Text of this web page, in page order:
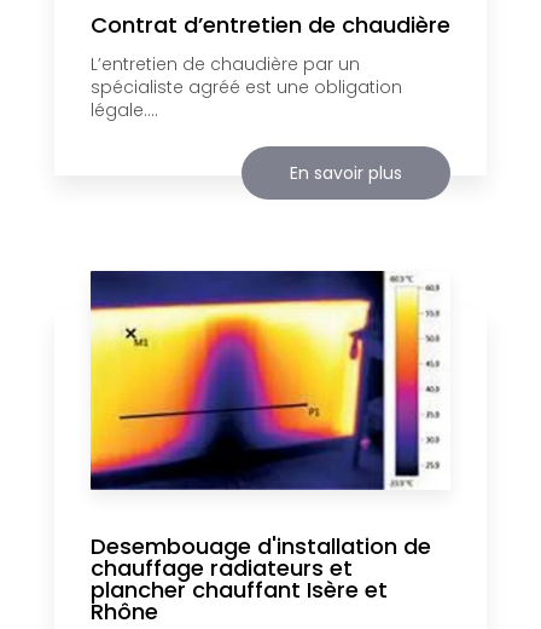
Contrat d’entretien de chaudière
L’entretien de chaudière par un
spécialiste agréé est une obligation
légale....
En savoir plus
Desembouage d'installation de
chauffage radiateurs et
plancher chauffant Isère et
Rhône